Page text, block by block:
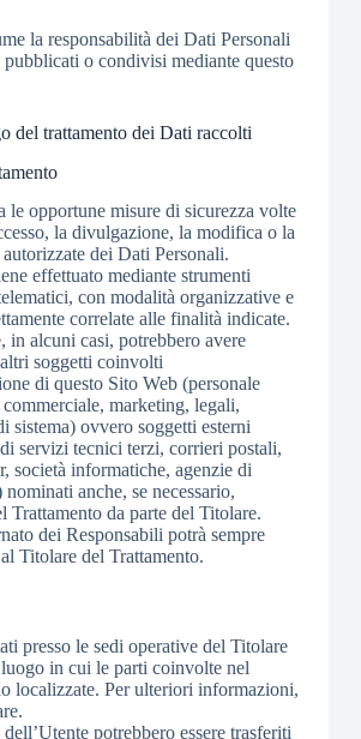
la responsabilità dei Dati Personali
o condivisi mediante questo
del trattamento dei Dati raccolti
le opportune misure di sicurezza volte
la divulgazione, la modifica o la
dei Dati Personali.
effettuato mediante strumenti
con modalità organizzative e
correlate alle finalità indicate.
in alcuni casi, potrebbero avere
soggetti coinvolti
di questo Sito Web (personale
marketing, legali,
sistema) ovvero soggetti esterni
servizi tecnici terzi, corrieri postali,
società informatiche, agenzie di
anche, se necessario,
Trattamento da parte del Titolare.
dei Responsabili potrà sempre
Titolare del Trattamento.
presso le sedi operative del Titolare
in cui le parti coinvolte nel
localizzate. Per ulteriori informazioni,
potrebbero essere trasferiti